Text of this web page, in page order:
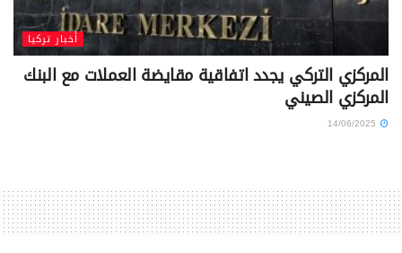
أخبار تركيا
المركزي التركي يجدد اتفاقية مقايضة العملات مع البنك
المركزي الصيني